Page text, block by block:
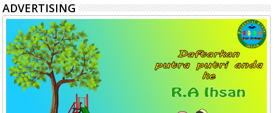
ADVERTISING